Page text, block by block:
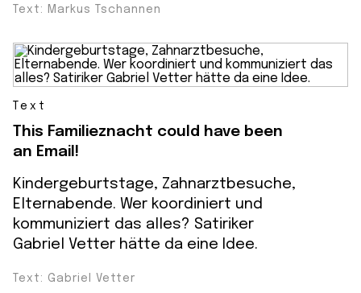
Text: Markus Tschannen
Text
This Familieznacht could have been
an Email!
Kindergeburtstage, Zahnarztbesuche,
Elternabende. Wer koordiniert und
kommuniziert das alles? Satiriker
Gabriel Vetter hätte da eine Idee.
Text: Gabriel Vetter